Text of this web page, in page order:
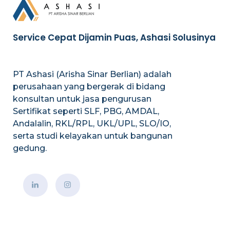
Service Cepat Dijamin Puas, Ashasi Solusinya
PT Ashasi (Arisha Sinar Berlian) adalah
perusahaan yang bergerak di bidang
konsultan untuk jasa pengurusan
Sertifikat seperti SLF, PBG, AMDAL,
Andalalin, RKL/RPL, UKL/UPL, SLO/IO,
serta studi kelayakan untuk bangunan
gedung.